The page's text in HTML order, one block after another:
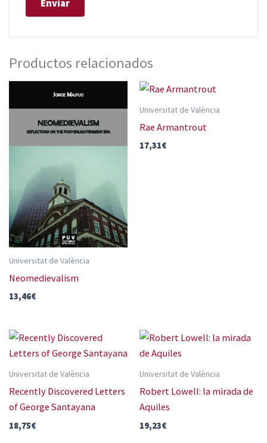
Productos relacionados
Universitat de València
Neomedievalism
13,46€
Universitat de València
Rae Armantrout
17,31€
Universitat de València
Recently Discovered Letters
of George Santayana
18,75€
Universitat de València
Robert Lowell: la mirada de
Aquiles
19,23€